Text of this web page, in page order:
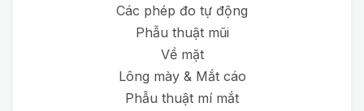
Các phép đo tự động
Phẫu thuật mũi
Về mặt
Lông mày & Mắt cáo
Phẫu thuật mí mắt